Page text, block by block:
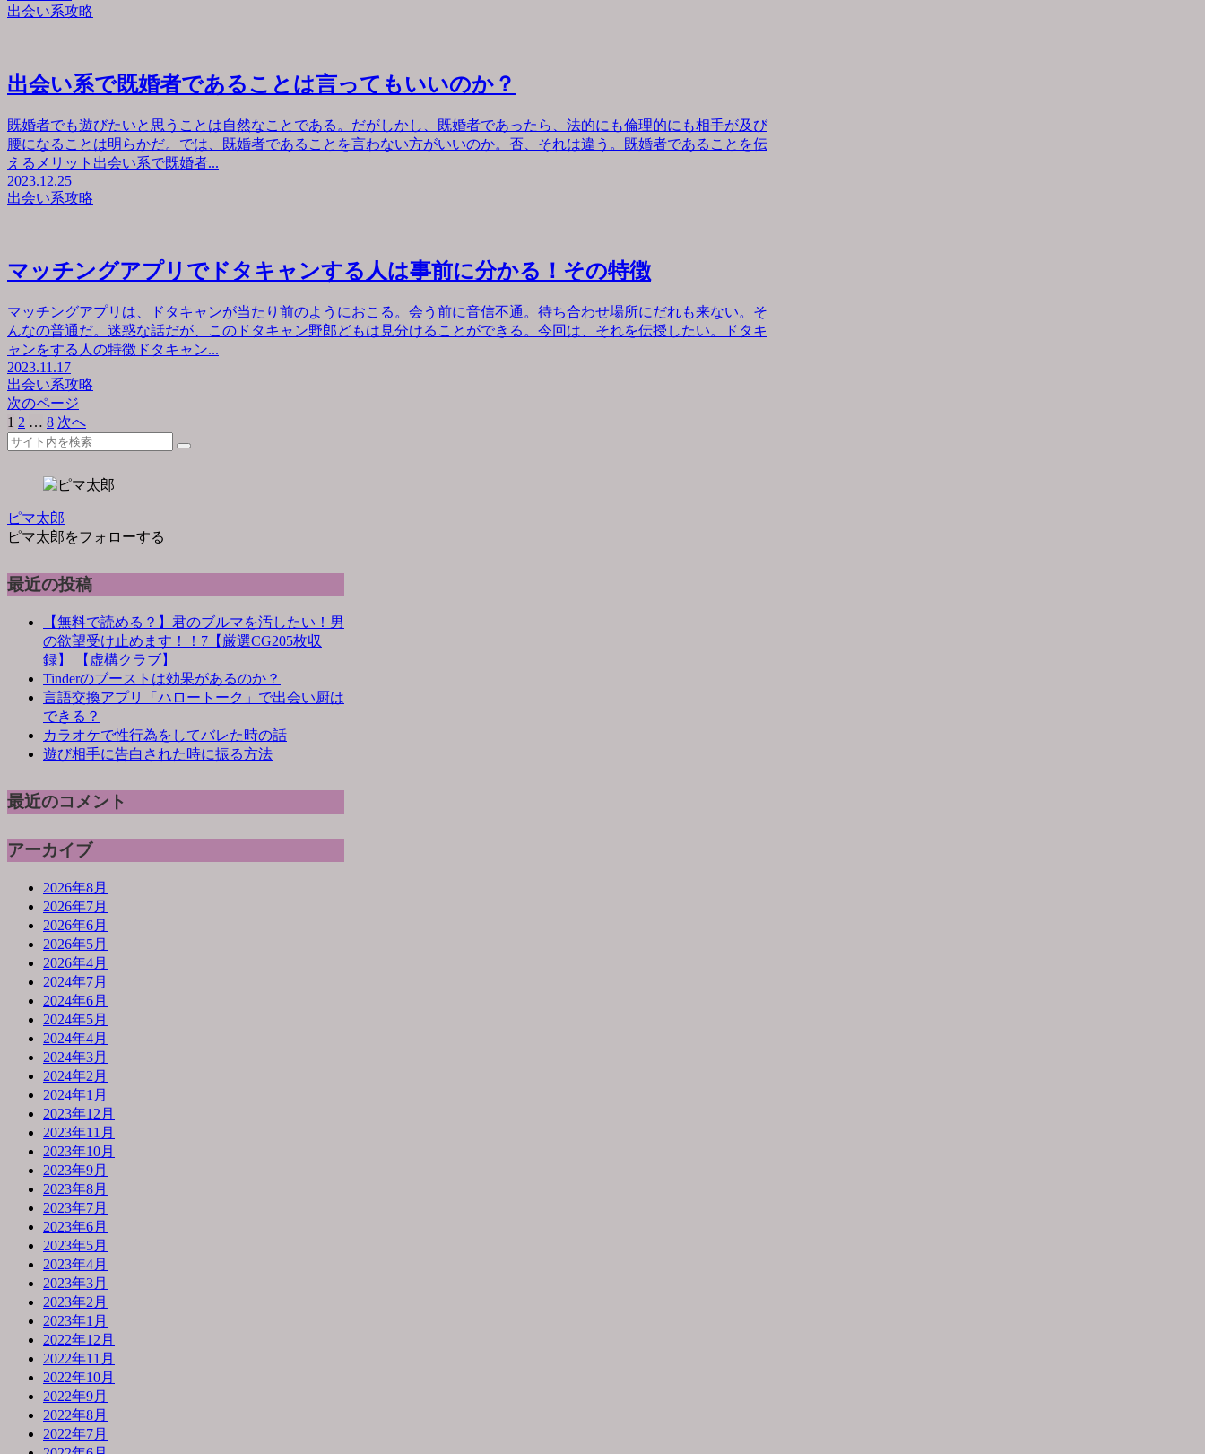
出会い系攻略
出会い系で既婚者であることは言ってもいいのか？
既婚者でも遊びたいと思うことは自然なことである。だがしかし、既婚者であったら、法的にも倫理的にも相手が及び
腰になることは明らかだ。では、既婚者であることを言わない方がいいのか。否、それは違う。既婚者であることを伝
えるメリット出会い系で既婚者...
2023.12.25
出会い系攻略
マッチングアプリでドタキャンする人は事前に分かる！その特徴
マッチングアプリは、ドタキャンが当たり前のようにおこる。会う前に音信不通。待ち合わせ場所にだれも来ない。そ
んなの普通だ。迷惑な話だが、このドタキャン野郎どもは見分けることができる。今回は、それを伝授したい。ドタキ
ャンをする人の特徴ドタキャン...
2023.11.17
出会い系攻略
次のページ
1 2 … 8 次へ
ピマ太郎
ピマ太郎をフォローする
最近の投稿
【無料で読める？】君のブルマを汚したい！男
の欲望受け止めます！！7【厳選CG205枚収
録】 【虚構クラブ】
Tinderのブーストは効果があるのか？
言語交換アプリ「ハロートーク」で出会い厨は
できる？
カラオケで性行為をしてバレた時の話
遊び相手に告白された時に振る方法
最近のコメント
アーカイブ
2026年8月
2026年7月
2026年6月
2026年5月
2026年4月
2024年7月
2024年6月
2024年5月
2024年4月
2024年3月
2024年2月
2024年1月
2023年12月
2023年11月
2023年10月
2023年9月
2023年8月
2023年7月
2023年6月
2023年5月
2023年4月
2023年3月
2023年2月
2023年1月
2022年12月
2022年11月
2022年10月
2022年9月
2022年8月
2022年7月